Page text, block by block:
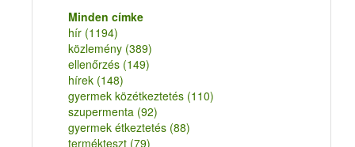
Minden címke
hír (1194)
közlemény (389)
ellenőrzés (149)
hírek (148)
gyermek közétkeztetés (110)
szupermenta (92)
gyermek étkeztetés (88)
termékteszt (79)